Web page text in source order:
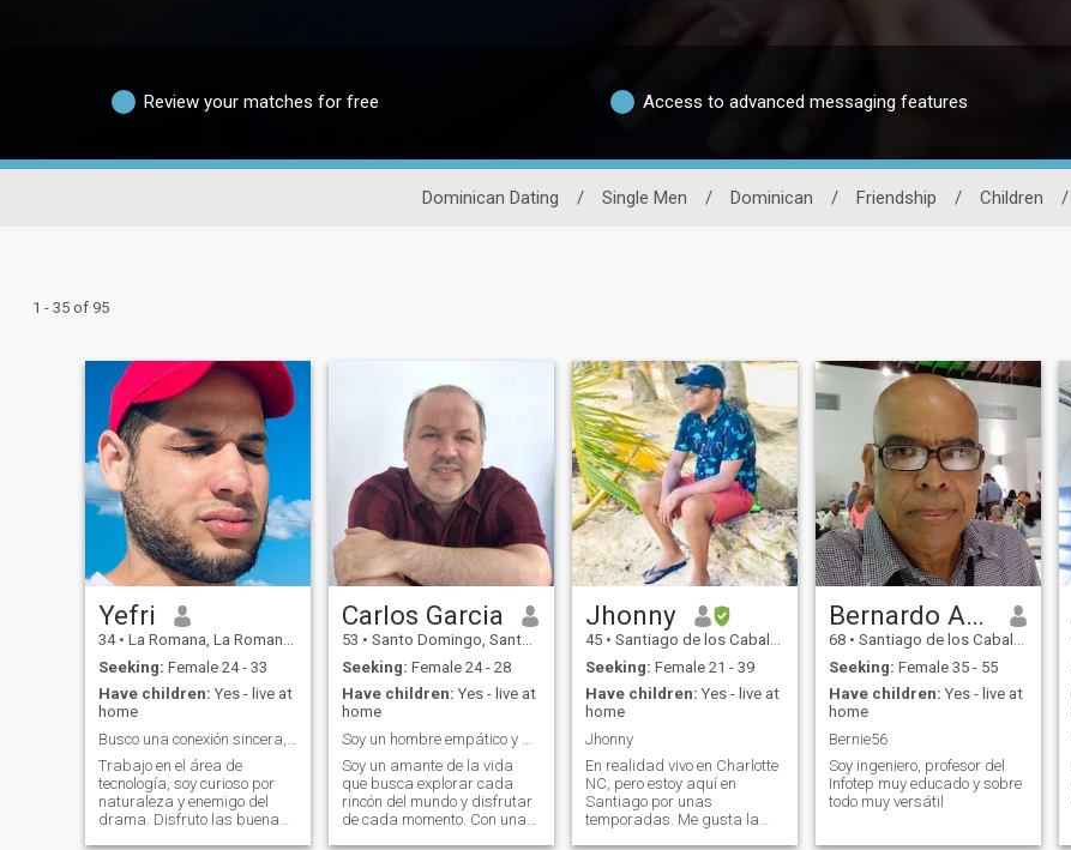
Review your matches for free Access to advanced messaging features
Dominican Dating / Single Men / Dominican / Friendship / Children /
1 - 35 of 95
Yefri
34 • La Romana, La Romana, Dominican Republic
Seeking: Female 24 - 33
Have children: Yes - live at
home
Trabajo en el área de
tecnología, soy curioso por
naturaleza y enemigo del
drama. Disfruto las buenas
Carlos Garcia
53 • Santo Domingo, Santo Domingo, Dominican Republic
Seeking: Female 24 - 28
Have children: Yes - live at
home
Soy un amante de la vida
que busca explorar cada
rincón del mundo y disfrutar
de cada momento. Con una
Jhonny
45 • Santiago de los Caballeros, Santiago, Dominican Republic
Seeking: Female 21 - 39
Have children: Yes - live at
home
Jhonny
En realidad vivo en Charlotte
NC, pero estoy aquí en
Santiago por unas
temporadas. Me gusta la
Bernardo Antonio Peña
68 • Santiago de los Caballeros, Santiago, Dominican Republic
Seeking: Female 35 - 55
Have children: Yes - live at
home
Bernie56
Soy ingeniero, profesor del
Infotep muy educado y sobre
todo muy versátil